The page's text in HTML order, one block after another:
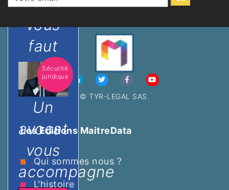
vous
faut
Sécurité
juridique
Un
avocat
vous
accompagne
© TYR-LEGAL SAS.
Les Editions MaitreData
Qui sommes nous ?
L'histoire